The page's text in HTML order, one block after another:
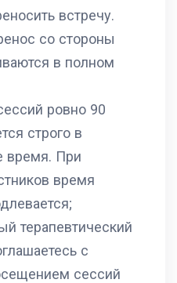
встречу.
со стороны
в полном
ровно 90
строго в
время. При
время
терапевтический
с
сессий